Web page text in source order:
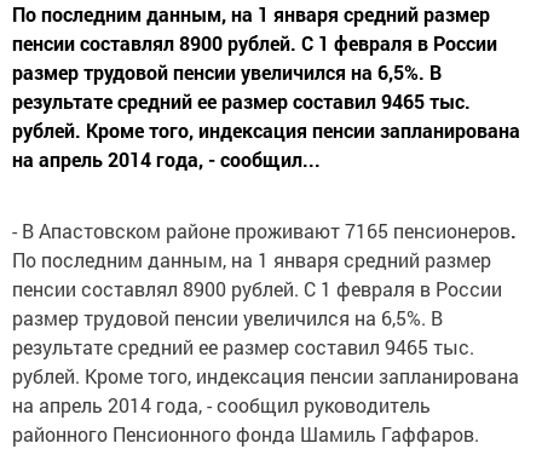
По последним данным, на 1 января средний размер
пенсии составлял 8900 рублей. С 1 февраля в России
размер трудовой пенсии увеличился на 6,5%. В
результате средний ее размер составил 9465 тыс.
рублей. Кроме того, индексация пенсии запланирована
на апрель 2014 года, - сообщил...
- В Апастовском районе проживают 7165 пенсионеров.
По последним данным, на 1 января средний размер
пенсии составлял 8900 рублей. С 1 февраля в России
размер трудовой пенсии увеличился на 6,5%. В
результате средний ее размер составил 9465 тыс.
рублей. Кроме того, индексация пенсии запланирована
на апрель 2014 года, - сообщил руководитель
районного Пенсионного фонда Шамиль Гаффаров.